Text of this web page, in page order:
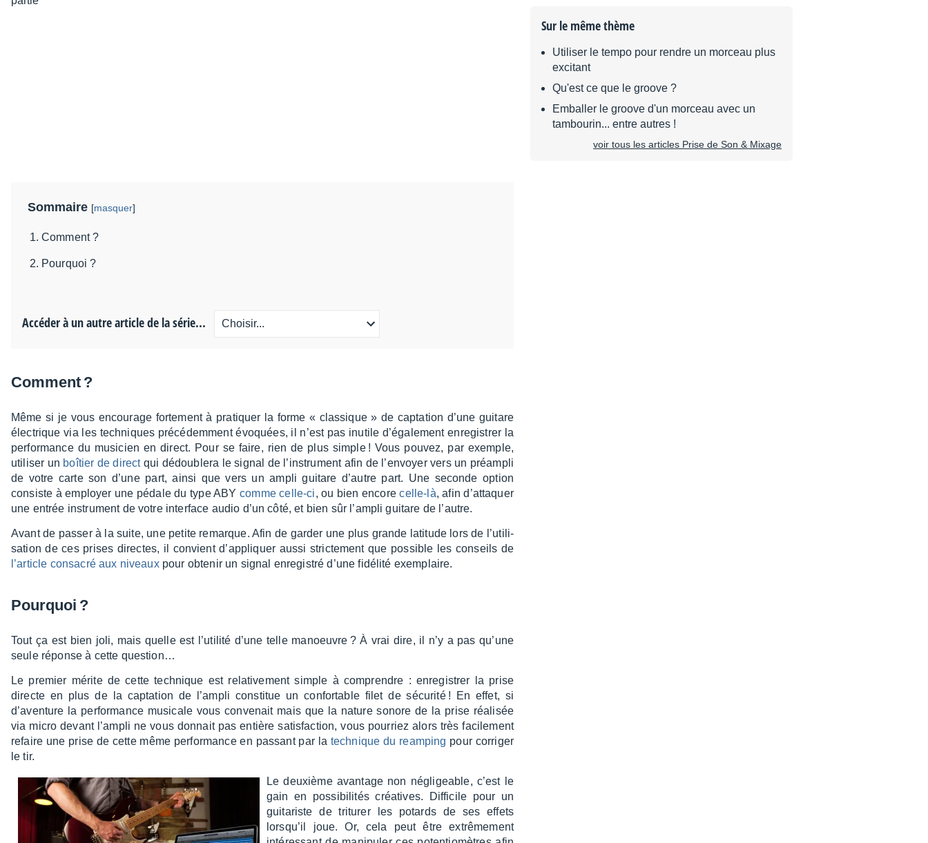
Sommaire [masquer]
Comment ?
Pourquoi ?
Accéder à un autre article de la série...
Comment ?
Même si je vous encou­rage forte­ment à pratiquer la forme « clas­sique » de capta­tion d’une guitare
élec­trique via les tech­niques précé­dem­ment évoquées, il n’est pas inutile d’éga­le­ment enre­gis­trer la
perfor­mance du musi­cien en direct. Pour se faire, rien de plus simple ! Vous pouvez, par exemple,
utili­ser un boîtier de directqui dédou­blera le signal de l’ins­tru­ment afin de l’en­voyer vers un préam­pli
de votre carte son d’une part, ainsi que vers un ampli guitare d’autre part. Une seconde option
consiste à employer une pédale du type ABYcomme celle-ci, ou bien encorecelle-là, afin d’at­taquer
une entrée instru­ment de votre inter­face audio d’un côté, et bien sûr l’am­pli guitare de l’autre.
Avant de passer à la suite, une petite remarque. Afin de garder une plus grande lati­tude lors de l’uti­li­
sa­tion de ces prises directes, il convient d’ap­pliquer aussi stric­te­ment que possible les conseils de
l’ar­ticle consa­cré aux niveauxpour obte­nir un signal enre­gis­tré d’une fidé­lité exem­plaire.
Pourquoi ?
Tout ça est bien joli, mais quelle est l’uti­lité d’une telle manoeuvre ? À vrai dire, il n’y a pas qu’une
seule réponse à cette ques­tion…
Le premier mérite de cette tech­nique est rela­ti­ve­ment simple à comprendre : enre­gis­trer la prise
directe en plus de la capta­tion de l’am­pli consti­tue un confor­table filet de sécu­rité ! En effet, si
d’aven­ture la perfor­mance musi­cale vous conve­nait mais que la nature sonore de la prise réali­sée
via micro devant l’am­pli ne vous donnait pas entière satis­fac­tion, vous pour­riez alors très faci­le­ment
refaire une prise de cette même perfor­mance en passant par la tech­nique du ream­ping pour corri­ger
le tir.
Le deuxième avan­tage non négli­geable, c’est le
gain en possi­bi­li­tés créa­tives. Diffi­cile pour un
guita­riste de tritu­rer les potards de ses effets
lorsqu’il joue. Or, cela peut être extrê­me­ment
Sur le même thème
Utiliser le tempo pour rendre un morceau plus
excitant
Qu'est ce que le groove ?
Emballer le groove d'un morceau avec un
tambourin... entre autres !
voir tous les articles Prise de Son & Mixage